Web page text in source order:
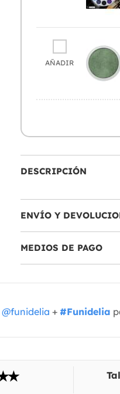
AÑADIR
DESCRIPCIÓN
ENVÍO Y
MEDIOS DE PAGO
@funidelia + #Funidelia